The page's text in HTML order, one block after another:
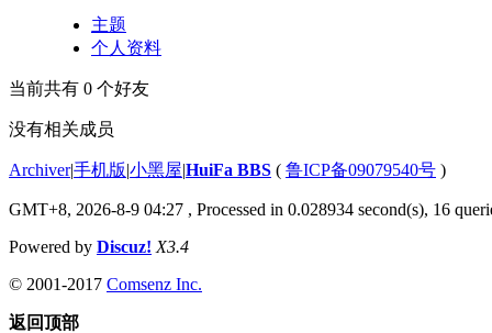
主题
个人资料
当前共有 0 个好友
没有相关成员
Archiver|手机版|小黑屋|HuiFa BBS ( 鲁ICP备09079540号 )
GMT+8, 2026-8-9 04:27 , Processed in 0.028934 second(s), 16
Powered by Discuz! X3.4
© 2001-2017 Comsenz Inc.
返回顶部